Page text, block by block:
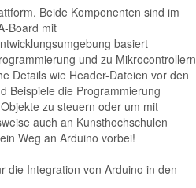
Beide Komponenten sind im
Board mit
basiert
und zu Mikrocontrollern
Details wie Header-Dateien vor den
Beispiele die Programmierung
zu steuern oder um mit
auch an Kunsthochschulen
Weg an Arduino vorbei!
die Integration von Arduino in den